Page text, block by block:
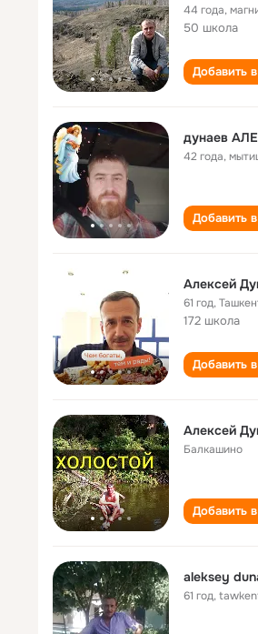
44 года,
50 школа
Добавить
дунаев
42 года,
Добавить
Алексей
61 год,
172 школа
Добавить
Алексей
Балкашино
Добавить
aleksey
61 год,